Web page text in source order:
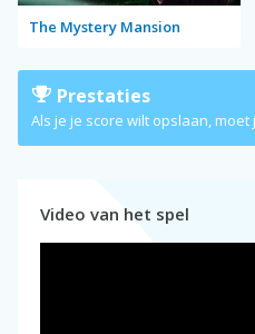
The Mystery Mansion
Prestaties
Als je je score wilt opslaan, moet
Video van het spel